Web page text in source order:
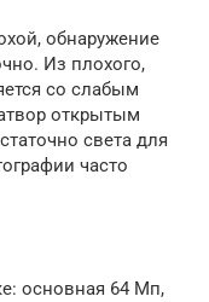
обнаружение
Из плохого,
со слабым
открытым
света для
часто
основная 64 Мп,